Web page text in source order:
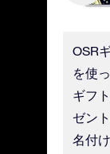
OSR
を使
ギフ
ゼン
名付